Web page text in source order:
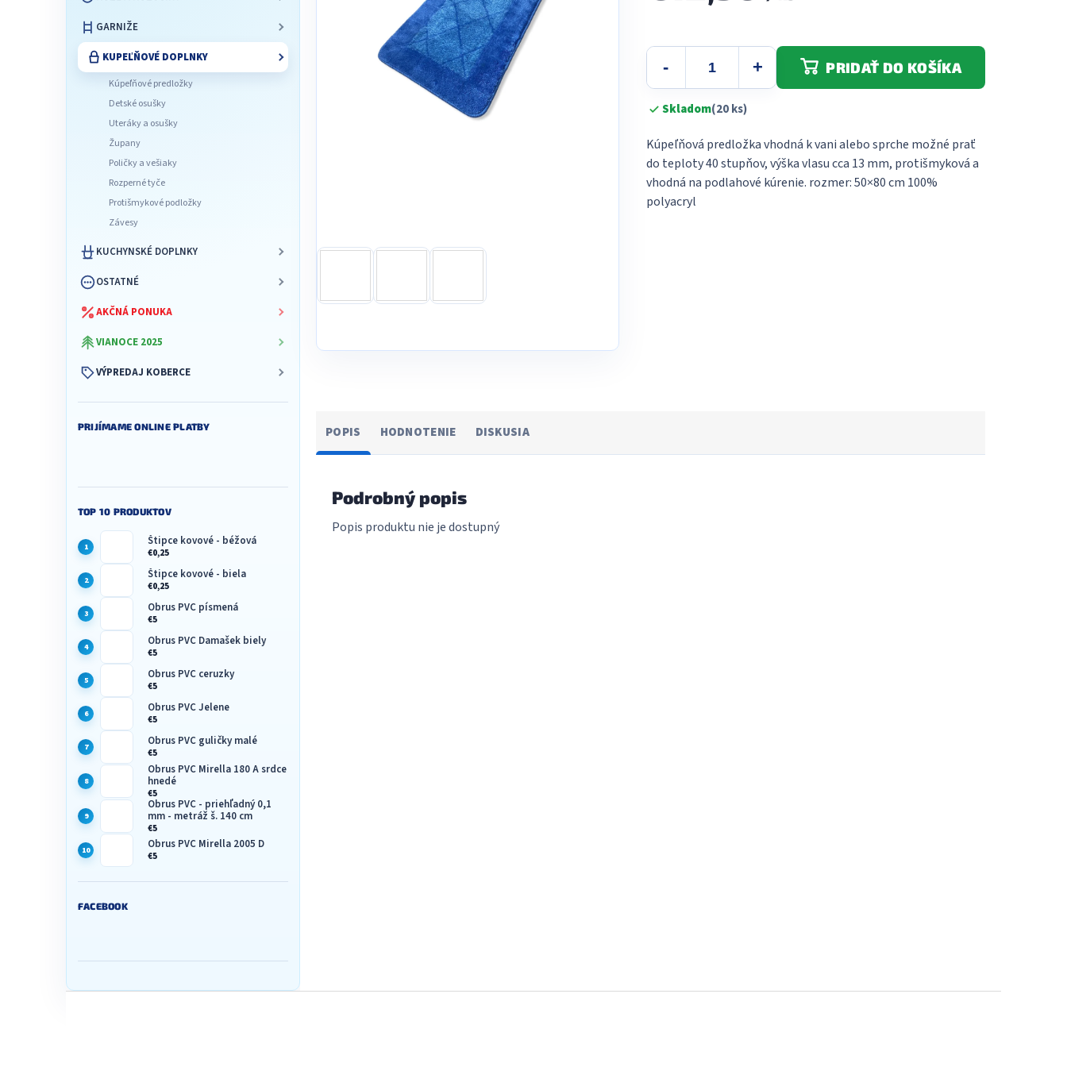
GARNIŽE
KUPEĽŇOVÉ DOPLNKY
Kúpeľňové predložky
Detské osušky
Uteráky a osušky
Župany
Poličky a vešiaky
Rozperné tyče
Protišmykové podložky
Závesy
KUCHYNSKÉ DOPLNKY
OSTATNÉ
AKČNÁ PONUKA
VIANOCE 2025
VÝPREDAJ KOBERCE
PRIJÍMAME ONLINE PLATBY
TOP 10 PRODUKTOV
Štipce kovové - béžová
€0,25
Štipce kovové - biela
€0,25
Obrus PVC písmená
€5
Obrus PVC Damašek biely
€5
Obrus PVC ceruzky
€5
Obrus PVC Jelene
€5
Obrus PVC guličky malé
€5
Obrus PVC Mirella 180 A srdce
hnedé
€5
Obrus PVC - priehľadný 0,1
mm - metráž š. 140 cm
€5
Obrus PVC Mirella 2005 D
€5
FACEBOOK
Skladom(20 ks)
PRIDAŤ DO KOŠÍKA
Kúpeľňová predložka vhodná k vani alebo sprche možné prať
do teploty 40 stupňov, výška vlasu cca 13 mm, protišmyková a
vhodná na podlahové kúrenie. rozmer: 50×80 cm 100%
polyacryl
POPIS HODNOTENIE DISKUSIA
Podrobný popis
Popis produktu nie je dostupný